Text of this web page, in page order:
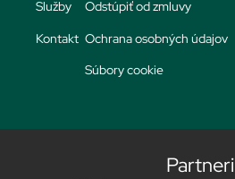
Služby
Kontakt
Odstúpiť od zmluvy
Ochrana osobných údajov
Súbory cookie
Partneri